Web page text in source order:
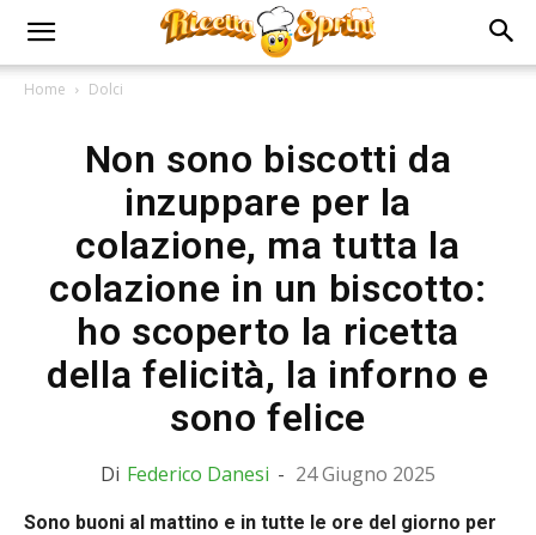
Home Dolci
Non sono biscotti da
inzuppare per la
colazione, ma tutta la
colazione in un biscotto:
ho scoperto la ricetta
della felicità, la inforno e
sono felice
Di Federico Danesi - 24 Giugno 2025
Sono buoni al mattino e in tutte le ore del giorno per